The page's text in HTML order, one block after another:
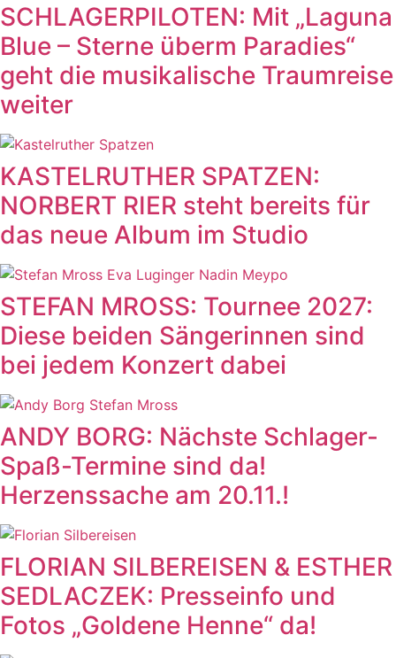
SCHLAGERPILOTEN: Mit „Laguna
Blue – Sterne überm Paradies“
geht die musikalische Traumreise
weiter
KASTELRUTHER SPATZEN:
NORBERT RIER steht bereits für
das neue Album im Studio
STEFAN MROSS: Tournee 2027:
Diese beiden Sängerinnen sind
bei jedem Konzert dabei
ANDY BORG: Nächste Schlager-
Spaß-Termine sind da!
Herzenssache am 20.11.!
FLORIAN SILBEREISEN & ESTHER
SEDLACZEK: Presseinfo und
Fotos „Goldene Henne“ da!